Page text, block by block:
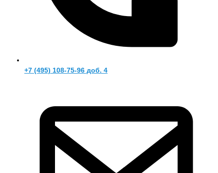
+7 (495) 108-75-96 доб. 4